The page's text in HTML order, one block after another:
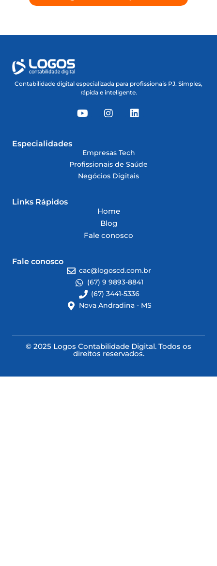
Contabilidade digital especializada para profissionais PJ. Simples,
rápida e inteligente.
Especialidades
Empresas Tech
Profissionais de Saúde
Negócios Digitais
Links Rápidos
Home
Blog
Fale conosco
Fale conosco
cac@logoscd.com.br
(67) 9 9893-8841
(67) 3441-5336
Nova Andradina - MS
© 2025 Logos Contabilidade Digital. Todos os
direitos reservados.